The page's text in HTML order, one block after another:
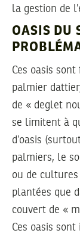
la gestion de
OASIS DU
Ces oasis
palmier
de « deglet
se limitent à
d’oasis
palmiers, le
ou de cultures
plantées que
couvert de «
Ces oasis